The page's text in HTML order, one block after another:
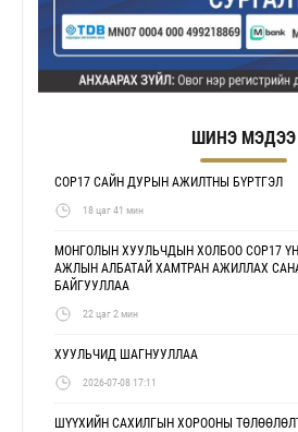
ШИНЭ МЭДЭЭ
COP17 САЙН ДУРЫН АЖИЛТНЫ БҮРТГЭЛ
18 цаг 41 мин
МОНГОЛЫН ХУУЛЬЧДЫН ХОЛБОО COP17
АЖЛЫН АЛБАТАЙ ХАМТРАН АЖИЛЛАХ
БАЙГУУЛЛАА
22 цаг 2 мин
ХУУЛЬЧИД ШАГНУУЛЛАА
2026-07-08 17:11
ШҮҮХИЙН САХИЛГЫН ХОРООНЫ